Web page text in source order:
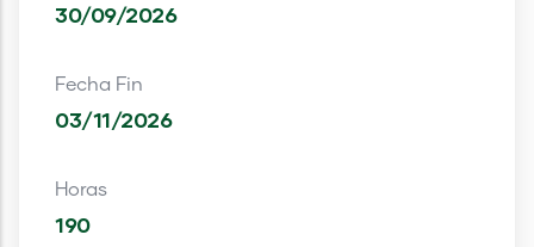
30/09/2026
Fecha Fin
03/11/2026
Horas
190